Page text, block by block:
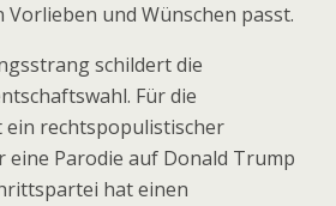
Vorlieben und Wünschen passt.
schildert die
Für die
rechtspopulistischer
eine Parodie auf Donald Trump
hat einen